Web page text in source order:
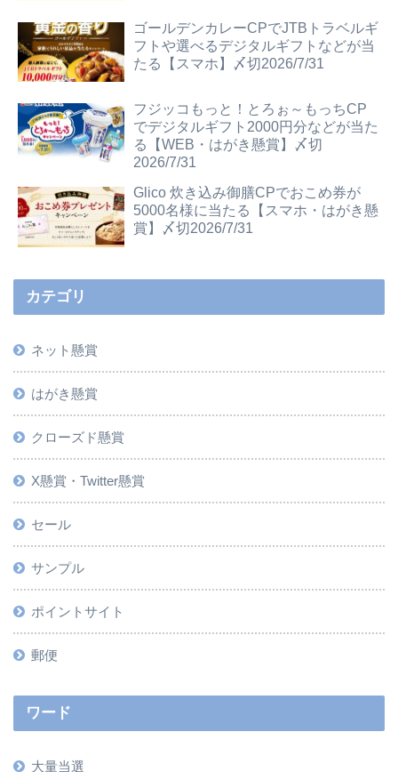
ゴールデンカレーCPでJTBトラベルギ
フトや選べるデジタルギフトなどが当
たる【スマホ】〆切2026/7/31
フジッコもっと！とろぉ～もっちCP
でデジタルギフト2000円分などが当た
る【WEB・はがき懸賞】〆切
2026/7/31
Glico 炊き込み御膳CPでおこめ券が
5000名様に当たる【スマホ・はがき懸
賞】〆切2026/7/31
カテゴリ
ネット懸賞
はがき懸賞
クローズド懸賞
X懸賞・Twitter懸賞
セール
サンプル
ポイントサイト
郵便
ワード
大量当選